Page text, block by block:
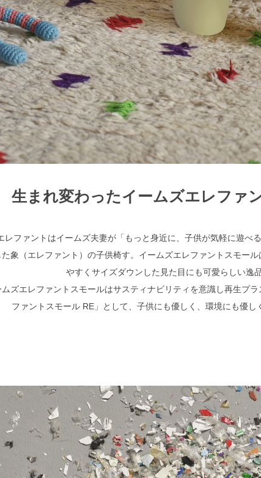
生まれ変わったイームズエレファ
レファントはイームズ夫妻が「もっと身近に、子供が気軽に遊べ
象（エレファント）の子供椅す。イームズエレファントスモー
やすくサイズダウンした見た目にも可愛らしい逸品
ズエレファントスモールはサスティナビリティを意識し再生プ
ファントスモール RE」として、子供にも優しく、環境にも優し